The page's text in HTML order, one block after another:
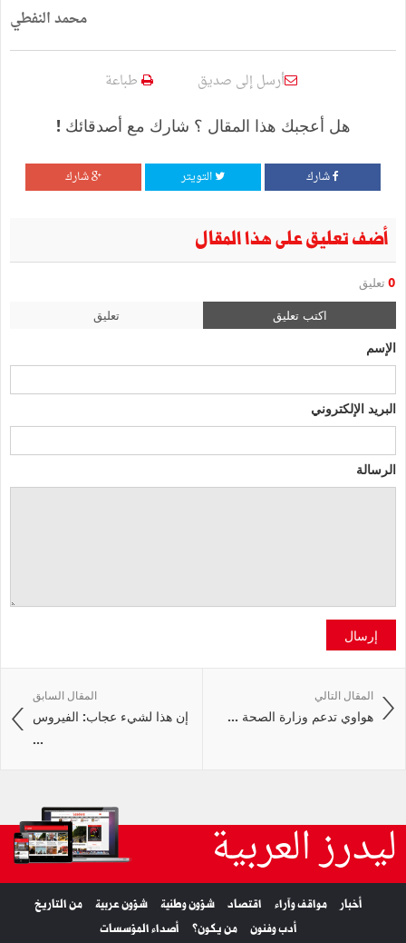
محمد النفطي
أرسل إلى صديق طباعة
هل أعجبك هذا المقال ؟ شارك مع أصدقائك !
شارك التويتر شارك
أضف تعليق على هذا المقال
0 تعليق
اكتب تعليق تعليق
الإسم
البريد الإلكتروني
الرسالة
إرسال
المقال السابق
إن هذا لشيء عجاب: الفيروس
...
المقال التالي
هواوي تدعم وزارة الصحة ...
ليدرز العربية
أخبار مواقف وآراء اقتصاد شؤون وطنية شؤون عربية
من التاريخ
أدب وفنون
من يكون؟ أصداء المؤسسات